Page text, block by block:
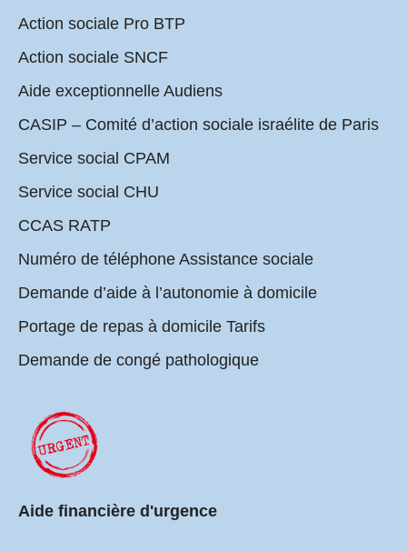
Action sociale Pro BTP
Action sociale SNCF
Aide exceptionnelle Audiens
CASIP – Comité d’action sociale israélite de Paris
Service social CPAM
Service social CHU
CCAS RATP
Numéro de téléphone Assistance sociale
Demande d’aide à l’autonomie à domicile
Portage de repas à domicile Tarifs
Demande de congé pathologique
Aide financière d'urgence